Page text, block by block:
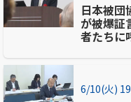
日本被団
が被爆
者たちに
6/10(火)